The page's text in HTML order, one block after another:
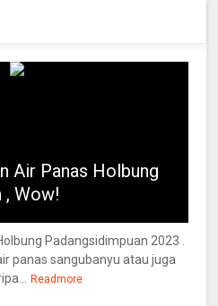
Air Panas Holbung
, Wow!
Padangsidimpuan 2023 .
panas sangubanyu atau juga
Readmore